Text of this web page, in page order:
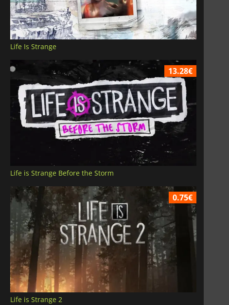
Life Is Strange
13.28€
Life is Strange Before the Storm
0.75€
Life is Strange 2